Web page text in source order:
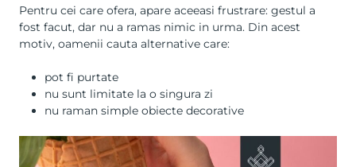
Pentru cei care ofera, apare aceeasi frustrare: gestul a
fost facut, dar nu a ramas nimic in urma. Din acest
motiv, oamenii cauta alternative care:
pot fi purtate
nu sunt limitate la o singura zi
nu raman simple obiecte decorative